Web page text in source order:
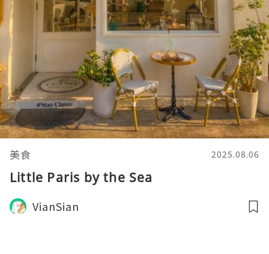
美食 2025.08.06
Little Paris by the Sea
VianSian